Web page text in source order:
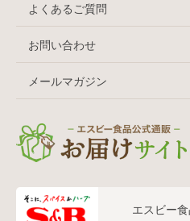
よくあるご質問
お問い合わせ
メールマガジン
エスビー